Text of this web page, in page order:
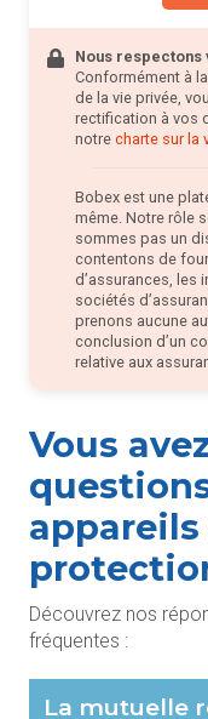
Nous
Conformément à
de la vie privée,
rectification à vos
notre charte sur la
Bobex est une
même. Notre rôle
sommes pas un
contentons de
d’assurances, les
sociétés
prenons aucune
conclusion d’un
relative aux
Vous
Découvrez nos
fréquentes :
La mutuelle